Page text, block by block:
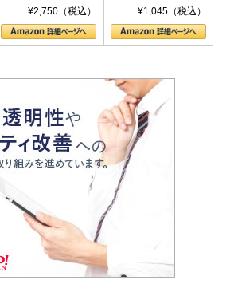
〈ヤヌス〉の二つ
の顔
¥2,750（税込）
ル新書)¥1,045（税込）